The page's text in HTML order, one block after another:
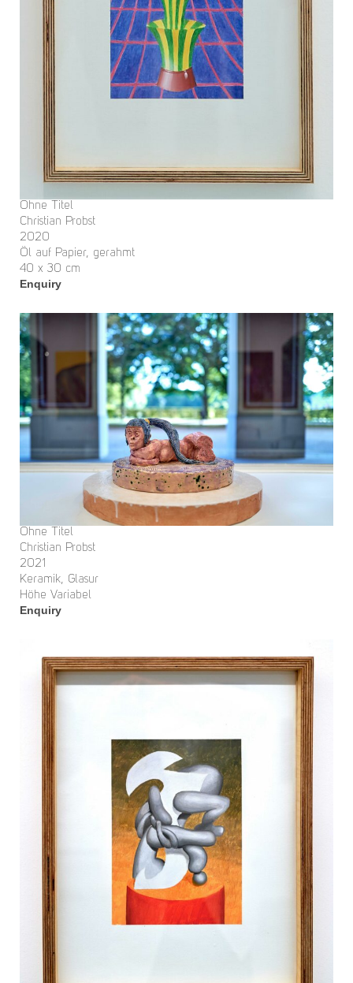
Ohne Titel
Christian Probst
2020
Öl auf Papier, gerahmt
40 x 30 cm
Enquiry
Ohne Titel
Christian Probst
2021
Keramik, Glasur
Höhe Variabel
Enquiry